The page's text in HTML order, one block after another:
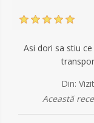
Asi dori sa stiu
Din:
Această